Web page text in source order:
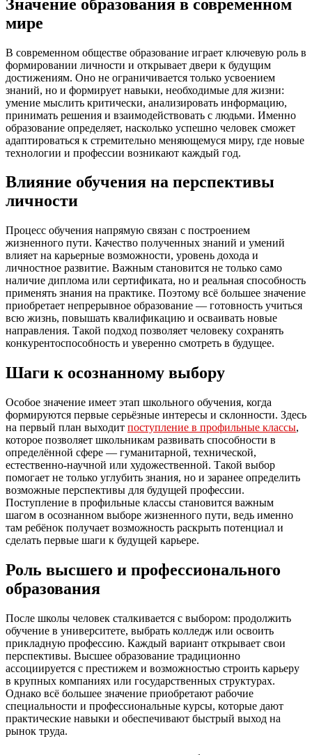
Значение образования в современном
мире
В современном обществе образование играет ключевую роль в
формировании личности и открывает двери к будущим
достижениям. Оно не ограничивается только усвоением
знаний, но и формирует навыки, необходимые для жизни:
умение мыслить критически, анализировать информацию,
принимать решения и взаимодействовать с людьми. Именно
образование определяет, насколько успешно человек сможет
адаптироваться к стремительно меняющемуся миру, где новые
технологии и профессии возникают каждый год.
Влияние обучения на перспективы
личности
Процесс обучения напрямую связан с построением
жизненного пути. Качество полученных знаний и умений
влияет на карьерные возможности, уровень дохода и
личностное развитие. Важным становится не только само
наличие диплома или сертификата, но и реальная способность
применять знания на практике. Поэтому всё большее значение
приобретает непрерывное образование — готовность учиться
всю жизнь, повышать квалификацию и осваивать новые
направления. Такой подход позволяет человеку сохранять
конкурентоспособность и уверенно смотреть в будущее.
Шаги к осознанному выбору
Особое значение имеет этап школьного обучения, когда
формируются первые серьёзные интересы и склонности. Здесь
на первый план выходит поступление в профильные классы,
которое позволяет школьникам развивать способности в
определённой сфере — гуманитарной, технической,
естественно-научной или художественной. Такой выбор
помогает не только углубить знания, но и заранее определить
возможные перспективы для будущей профессии.
Поступление в профильные классы становится важным
шагом в осознанном выборе жизненного пути, ведь именно
там ребёнок получает возможность раскрыть потенциал и
сделать первые шаги к будущей карьере.
Роль высшего и профессионального
образования
После школы человек сталкивается с выбором: продолжить
обучение в университете, выбрать колледж или освоить
прикладную профессию. Каждый вариант открывает свои
перспективы. Высшее образование традиционно
ассоциируется с престижем и возможностью строить карьеру
в крупных компаниях или государственных структурах.
Однако всё большее значение приобретают рабочие
специальности и профессиональные курсы, которые дают
практические навыки и обеспечивают быстрый выход на
рынок труда.